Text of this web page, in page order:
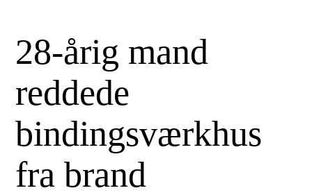
28-årig mand
reddede
bindingsværkhus
fra brand